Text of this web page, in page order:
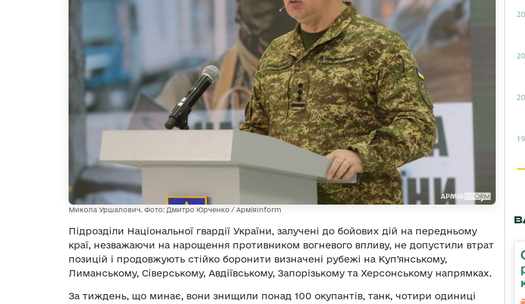
Микола Уршалович. Фото: Дмитро Юрченко / АрміяInform
Підрозділи Національної гвардії України, залучені до бойових дій на передньому
краї, незважаючи на нарощення противником вогневого впливу, не допустили втрат
позицій і продовжують стійко боронити визначені рубежі на Куп’янському,
Лиманському, Сіверському, Авдіївському, Запорізькому та Херсонському напрямках.
За тиждень, що минає, вони знищили понад 100 окупантів, танк, чотири одиниці